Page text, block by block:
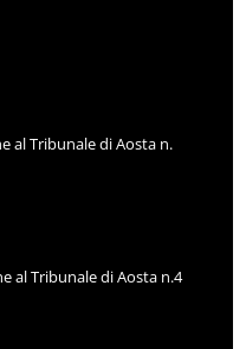
al Tribunale di Aosta n.
al Tribunale di Aosta n.4